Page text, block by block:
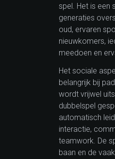
spel. Het is een
generaties
oud, ervaren
nieuwkomers,
meedoen en
Het sociale
belangrijk bij
wordt vrijwel
dubbelspel
automatisch
interactie,
teamwork. De
baan en de